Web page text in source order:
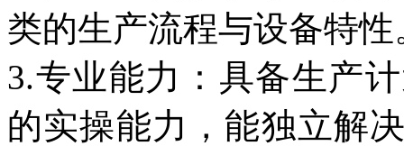
类的生产流程与设备特性
3.专业能力：具备生产
的实操能力，能独立解